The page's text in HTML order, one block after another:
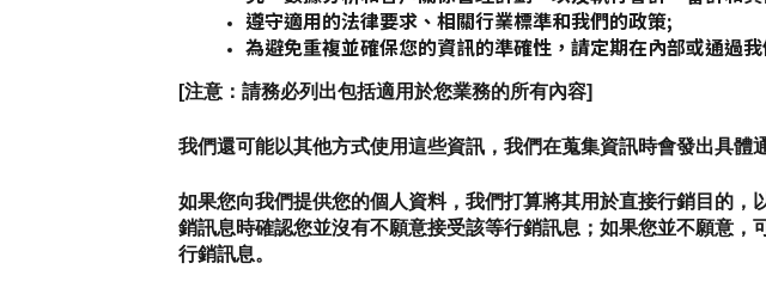
遵守適用的法律要求、相關行業標準和我們的政策;
為避免重複並確保您的資訊的準確性，請定期在內部或通過
[注意：請務必列出包括適用於您業務的所有內容]
我們還可能以其他方式使用這些資訊，我們在蒐集資訊時會發出具體
如果您向我們提供您的個人資料，我們打算將其用於直接行銷目的
銷訊息時確認您並沒有不願意接受該等行銷訊息；如果您並不願意
行銷訊息。